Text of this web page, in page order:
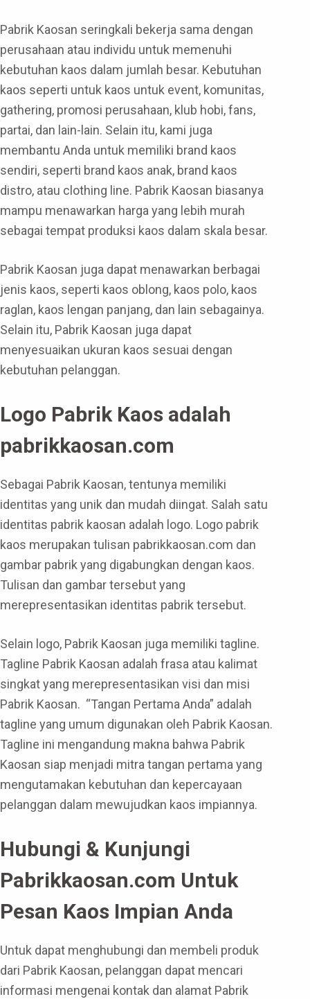
Pabrik Kaosan seringkali bekerja sama dengan
perusahaan atau individu untuk memenuhi
kebutuhan kaos dalam jumlah besar. Kebutuhan
kaos seperti untuk kaos untuk event, komunitas,
gathering, promosi perusahaan, klub hobi, fans,
partai, dan lain-lain. Selain itu, kami juga
membantu Anda untuk memiliki brand kaos
sendiri, seperti brand kaos anak, brand kaos
distro, atau clothing line. Pabrik Kaosan biasanya
mampu menawarkan harga yang lebih murah
sebagai tempat produksi kaos dalam skala besar.
Pabrik Kaosan juga dapat menawarkan berbagai
jenis kaos, seperti kaos oblong, kaos polo, kaos
raglan, kaos lengan panjang, dan lain sebagainya.
Selain itu, Pabrik Kaosan juga dapat
menyesuaikan ukuran kaos sesuai dengan
kebutuhan pelanggan.
Logo Pabrik Kaos adalah
pabrikkaosan.com
Sebagai Pabrik Kaosan, tentunya memiliki
identitas yang unik dan mudah diingat. Salah satu
identitas pabrik kaosan adalah logo. Logo pabrik
kaos merupakan tulisan pabrikkaosan.com dan
gambar pabrik yang digabungkan dengan kaos.
Tulisan dan gambar tersebut yang
merepresentasikan identitas pabrik tersebut.
Selain logo, Pabrik Kaosan juga memiliki tagline.
Tagline Pabrik Kaosan adalah frasa atau kalimat
singkat yang merepresentasikan visi dan misi
Pabrik Kaosan. “Tangan Pertama Anda” adalah
tagline yang umum digunakan oleh Pabrik Kaosan.
Tagline ini mengandung makna bahwa Pabrik
Kaosan siap menjadi mitra tangan pertama yang
mengutamakan kebutuhan dan kepercayaan
pelanggan dalam mewujudkan kaos impiannya.
Hubungi & Kunjungi
Pabrikkaosan.com Untuk
Pesan Kaos Impian Anda
Untuk dapat menghubungi dan membeli produk
dari Pabrik Kaosan, pelanggan dapat mencari
informasi mengenai kontak dan alamat Pabrik